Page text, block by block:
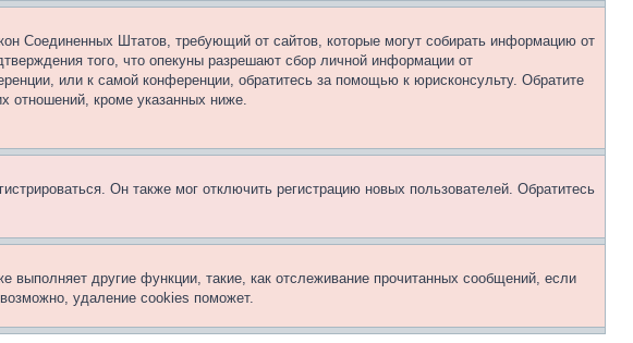
Соединенных Штатов, требующий от сайтов, которые могут собирать информацию от
того, что опекуны разрешают сбор личной информации от
или к самой конференции, обратитесь за помощью к юрисконсульту. Обратите
отношений, кроме указанных ниже.
Он также мог отключить регистрацию новых пользователей. Обратитесь
другие функции, такие, как отслеживание прочитанных сообщений, если
удаление cookies поможет.